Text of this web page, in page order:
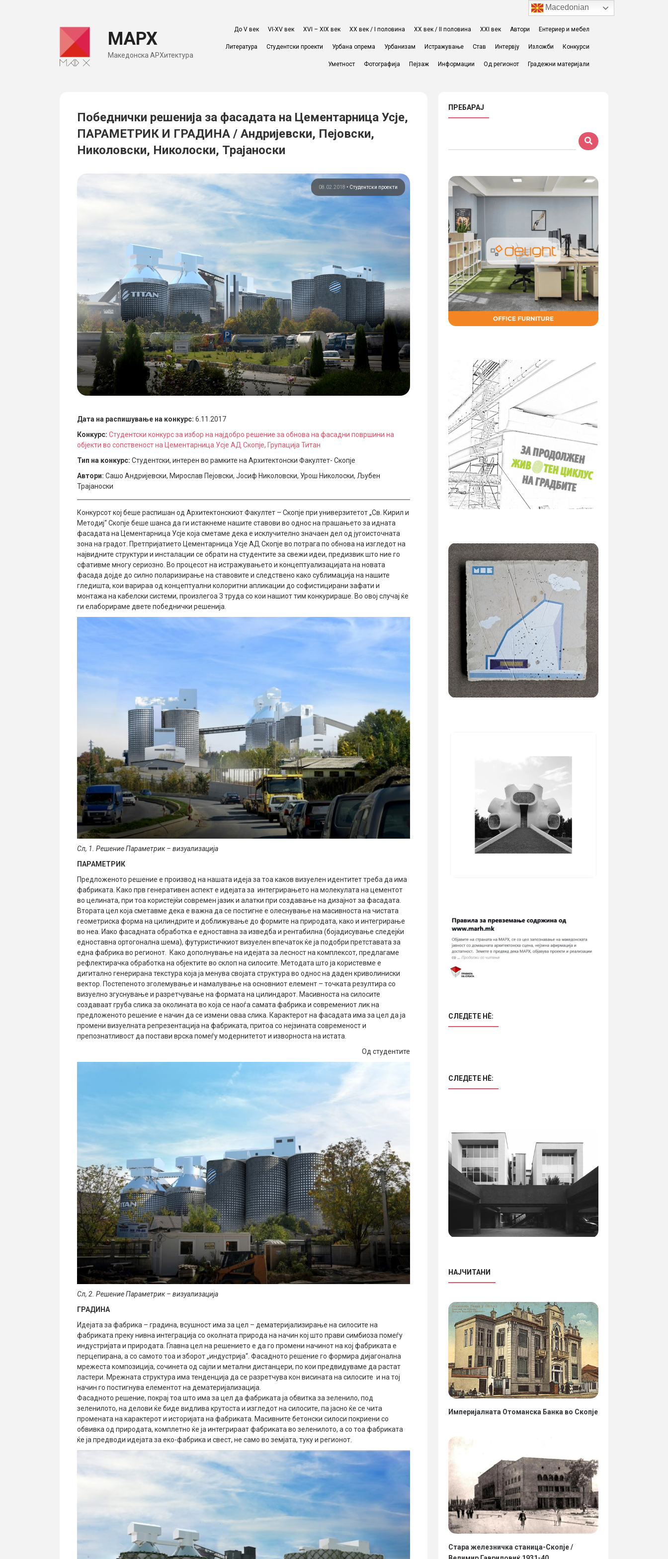
МАРХ
Македонска АРХитектура
До V век VI-XV век XVI – XIX век ХХ век / I половина ХХ век / II половина XXI век Автори Ентериер и мебел
Литература Студентски проекти Урбана опрема Урбанизам Истражување Став Интервју Изложби Конкурси
Уметност Фотографија Пејзаж Информации Од регионот Градежни материјали
Победнички решенија за фасадата на Цементарница Усје,
ПАРАМЕТРИК И ГРАДИНА / Андријевски, Пејовски,
Николовски, Николоски, Трајаноски
08.02.2018 • Студентски проекти
Дата на распишување на конкурс: 6.11.2017
Конкурс: Студентски конкурс за избор на најдобро решение за обнова на фасадни површини на
објекти во сопственост на Цементарница Усје АД Скопје, Групација Титан
Тип на конкурс: Студентски, интерен во рамките на Архитектонски Факултет- Скопје
Автори: Сашо Андријевски, Мирослав Пејовски, Јосиф Николовски, Урош Николоски, Љубен
Трајаноски
Конкурсот кој беше распишан од Архитектонскиот Факултет – Скопје при универзитетот „Св. Кирил и
Методиј“ Скопје беше шанса да ги истакнеме нашите ставови во однос на прашањето за идната
фасадата на Цементарница Усје која сметаме дека е исклучително значаен дел од југоисточната
зона на градот. Претпријатието Цементарница Усје АД Скопје во потрага по обнова на изгледот на
највидните структури и инсталации се обрати на студентите за свежи идеи, предизвик што ние го
сфативме многу сериозно. Во процесот на истражувањето и концептуализацијата на новата
фасада дојде до силно поларизирање на ставовите и следствено како сублимација на нашите
гледишта, кои варираа од концептуални колоритни апликации до софистицирани зафати и
монтажа на кабелски системи, произлегоа 3 труда со кои нашиот тим конкурираше. Во овој случај ќе
ги елаборираме двете победнички решенија.
Сл, 1. Решение Параметрик – визуализација
ПАРАМЕТРИК
Предложеното решение е производ на нашата идеја за тоа каков визуелен идентитет треба да има
фабриката. Како прв генеративен аспект е идејата за интегрирањето на молекулата на цементот
во целината, при тоа користејќи современ јазик и алатки при создавање на дизајнот за фасадата.
Втората цел која сметавме дека е важна да се постигне е олеснување на масивноста на чистата
геометриска форма на цилиндрите и доближување до формите на природата, како и интегрирање
во неа. Иако фасадната обработка е едноставна за изведба и рентабилна (бојадисување следејќи
едноставна ортогонална шема), футуристичкиот визуелен впечаток ќе ја подобри претставата за
една фабрика во регионот. Како дополнување на идејата за лесност на комплексот, предлагаме
рефлектирачка обработка на објектите во склоп на силосите. Методата што ја користевме е
дигитално генерирана текстура која ја менува својата структура во однос на даден криволиниски
вектор. Постепеното зголемување и намалување на основниот елемент – точката резултира со
визуелно згуснување и разретчување на формата на цилиндарот. Масивноста на силосите
создаваат груба слика за околината во која се наоѓа самата фабрика и современиот лик на
предложеното решение е начин да се измени оваа слика. Карактерот на фасадата има за цел да ја
промени визуелната репрезентација на фабриката, притоа со нејзината современост и
препознатливост да постави врска помеѓу модернитетот и изворноста на истата.
Од студентите
Сл, 2. Решение Параметрик – визуализација
ГРАДИНА
Идејата за фабрика – градина, всушност има за цел – дематеријализирање на силосите на
фабриката преку нивна интеграција со околната природа на начин кој што прави симбиоза помеѓу
индустријата и природата. Главна цел на решението е да го промени начинот на кој фабриката е
перцепирана, а со самото тоа и зборот „индустрија“. Фасадното решение го формира дијагонална
мрежеста композиција, сочинета од сајли и метални дистанцери, по кои предвидуваме да растат
ластери. Мрежната структура има тенденција да се разретчува кон висината на силосите и на тој
начин го постигнува елементот на дематеријализација.
Фасадното решение, покрај тоа што има за цел да фабриката ја обвитка за зеленило, под
зеленилото, на делови ќе биде видлива крутоста и изгледот на силосите, па јасно ќе се чита
промената на карактерот и историјата на фабриката. Maсивните бетонски силоси покриени со
обвивка од природата, комплетно ќе ја интегрираат фабриката во зеленилото, а со тоа фабриката
ќе ја предводи идејата за еко-фабрика и свест, не само во земјата, туку и регионот.
ПРЕБАРАЈ
СЛЕДЕТЕ НÈ:
СЛЕДЕТЕ НÈ:
НАЈЧИТАНИ
Империјалната Отоманска Банка во Скопје
Стара железничка станица-Скопје /
Macedonian